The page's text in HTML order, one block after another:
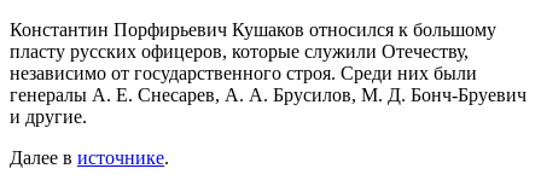
Константин Порфирьевич Кушаков относился к большому
пласту русских офицеров, которые служили Отечеству,
независимо от государственного строя. Среди них были
генералы А. Е. Снесарев, А. А. Брусилов, М. Д. Бонч-Бруевич
и другие.
Далее в источнике.